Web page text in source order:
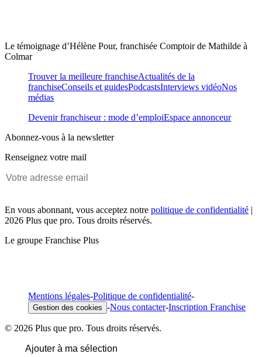
Le témoignage d’Hélène Pour, franchisée Comptoir de Mathilde à
Colmar
Trouver la meilleure franchiseActualités de la
franchiseConseils et guidesPodcastsInterviews vidéoNos
médias
Devenir franchiseur : mode d’emploiEspace annonceur
Abonnez-vous à la newsletter
Renseignez votre mail
En vous abonnant, vous acceptez notre politique de confidentialité |
2026 Plus que pro. Tous droits réservés.
Le groupe Franchise Plus
Mentions légales-Politique de confidentialité-
Gestion des cookies -Nous contacter-Inscription Franchise
© 2026 Plus que pro. Tous droits réservés.
Ajouter à ma sélection